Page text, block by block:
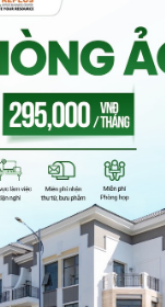
mềm đóng vai trò
nghệ vào các
ưu hóa chi phí
nghệ, đặc biệt là
và vừa dễ dàng